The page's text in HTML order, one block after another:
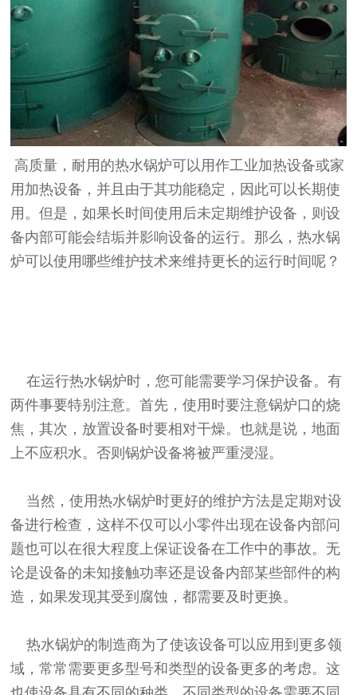
高质量，耐用的热水锅炉可以用作工业加热设备或家
用加热设备，并且由于其功能稳定，因此可以长期使
用。但是，如果长时间使用后未定期维护设备，则设
备内部可能会结垢并影响设备的运行。那么，热水锅
炉可以使用哪些维护技术来维持更长的运行时间呢？
在运行热水锅炉时，您可能需要学习保护设备。有
两件事要特别注意。首先，使用时要注意锅炉口的烧
焦，其次，放置设备时要相对干燥。也就是说，地面
上不应积水。否则锅炉设备将被严重浸湿。
当然，使用热水锅炉时更好的维护方法是定期对设
备进行检查，这样不仅可以小零件出现在设备内部问
题也可以在很大程度上保证设备在工作中的事故。无
论是设备的未知接触功率还是设备内部某些部件的构
造，如果发现其受到腐蚀，都需要及时更换。
热水锅炉的制造商为了使该设备可以应用到更多领
域，常常需要更多型号和类型的设备更多的考虑。这